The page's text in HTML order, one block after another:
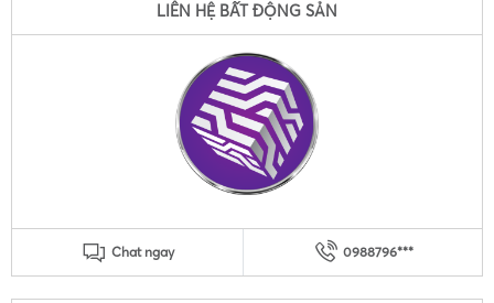
LIÊN HỆ BẤT ĐỘNG SẢN
Chat ngay 0988796***